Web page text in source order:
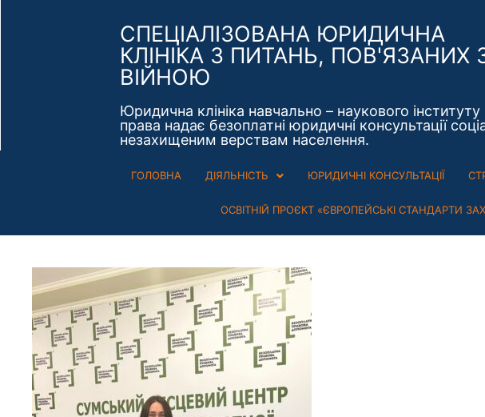
СПЕЦІАЛІЗОВАНА ЮРИДИЧНА
КЛІНІКА З ПИТАНЬ, ПОВ'ЯЗАНИХ
ВІЙНОЮ
Юридична клініка навчально – наукового інституту
права надає безоплатні юридичні консультації
незахищеним верствам населення.
ГОЛОВНА ДІЯЛЬНІСТЬ ЮРИДИЧНІ КОНСУЛЬТАЦІЇ
ОСВІТНІЙ ПРОЄКТ «ЄВРОПЕЙСЬКІ СТАНДАРТИ